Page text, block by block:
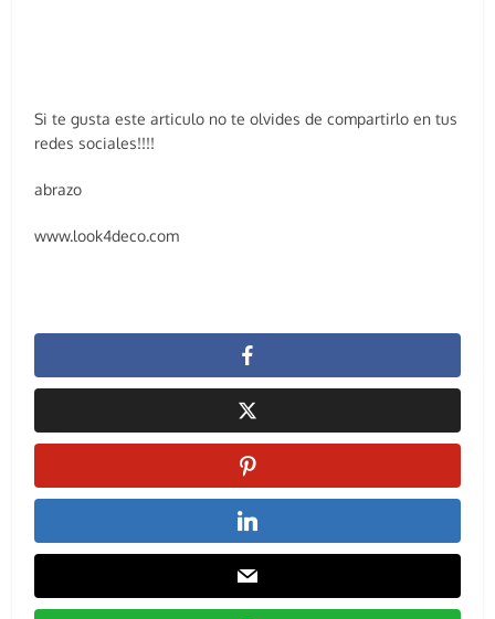
Si te gusta este articulo no te olvides de compartirlo en tus
redes sociales!!!!
abrazo
www.look4deco.com